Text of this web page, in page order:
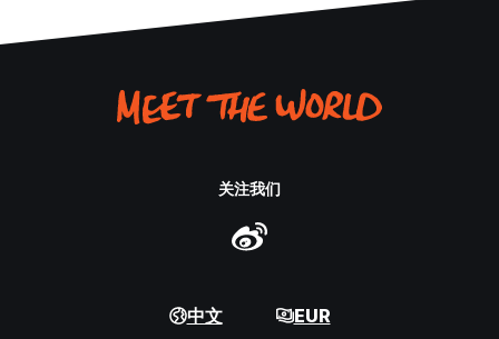
关注我们
中文 EUR